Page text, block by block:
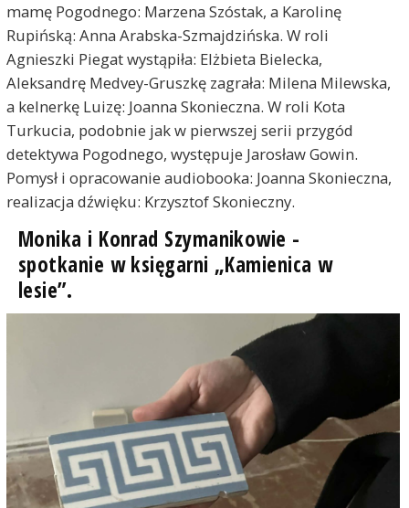
mamę Pogodnego: Marzena Szóstak, a Karolinę
Rupińską: Anna Arabska-Szmajdzińska. W roli
Agnieszki Piegat wystąpiła: Elżbieta Bielecka,
Aleksandrę Medvey-Gruszkę zagrała: Milena Milewska,
a kelnerkę Luizę: Joanna Skonieczna. W roli Kota
Turkucia, podobnie jak w pierwszej serii przygód
detektywa Pogodnego, występuje Jarosław Gowin.
Pomysł i opracowanie audiobooka: Joanna Skonieczna,
realizacja dźwięku: Krzysztof Skonieczny.
Monika i Konrad Szymanikowie -
spotkanie w księgarni „Kamienica w
lesie”.